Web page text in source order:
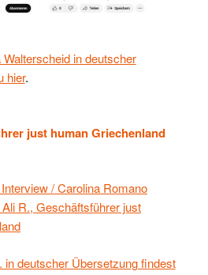
in deutscher
hier.
just human Griechenland
in deutscher Übersetzung findest